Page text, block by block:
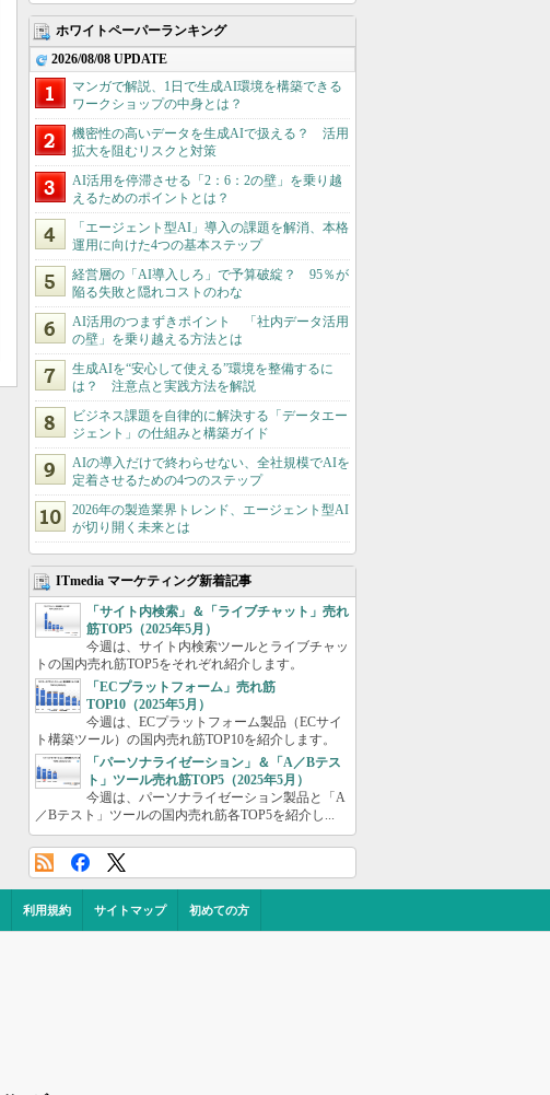
ホワイトペーパーランキング
2026/08/08 UPDATE
マンガで解説、1日で生成AI環境を構築できる
ワークショップの中身とは？
機密性の高いデータを生成AIで扱える？ 活用
拡大を阻むリスクと対策
AI活用を停滞させる「2：6：2の壁」を乗り越
えるためのポイントとは？
「エージェント型AI」導入の課題を解消、本格
運用に向けた4つの基本ステップ
経営層の「AI導入しろ」で予算破綻？ 95％が
陥る失敗と隠れコストのわな
AI活用のつまずきポイント 「社内データ活用
の壁」を乗り越える方法とは
生成AIを“安心して使える”環境を整備するに
は？ 注意点と実践方法を解説
ビジネス課題を自律的に解決する「データエー
ジェント」の仕組みと構築ガイド
AIの導入だけで終わらせない、全社規模でAIを
定着させるための4つのステップ
2026年の製造業界トレンド、エージェント型AI
が切り開く未来とは
ITmedia マーケティング新着記事
「サイト内検索」＆「ライブチャット」売れ
筋TOP5（2025年5月）
今週は、サイト内検索ツールとライブチャッ
トの国内売れ筋TOP5をそれぞれ紹介します。
「ECプラットフォーム」売れ筋
TOP10（2025年5月）
今週は、ECプラットフォーム製品（ECサイ
ト構築ツール）の国内売れ筋TOP10を紹介します。
「パーソナライゼーション」＆「A／Bテス
ト」ツール売れ筋TOP5（2025年5月）
今週は、パーソナライゼーション製品と「A
／Bテスト」ツールの国内売れ筋各TOP5を紹介し...
利用規約 サイトマップ 初めての方